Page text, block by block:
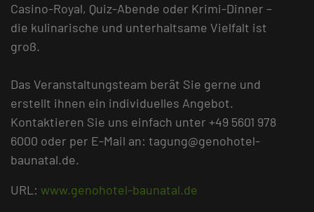
Casino-Royal, Quiz-Abende oder Krimi-Dinner –
die kulinarische und unterhaltsame Vielfalt ist
groß.
Das Veranstaltungsteam berät Sie gerne und
erstellt ihnen ein individuelles Angebot.
Kontaktieren Sie uns einfach unter +49 5601 978
6000 oder per E-Mail an: tagung@genohotel-
baunatal.de.
URL: www.genohotel-baunatal.de